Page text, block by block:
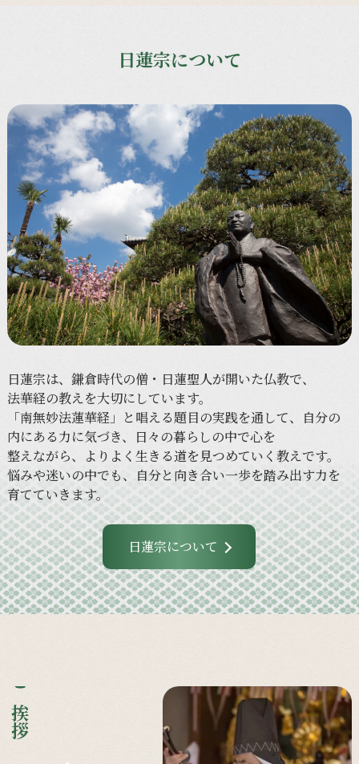
日蓮宗について
日蓮宗は、 鎌倉時代の僧・日蓮聖人が開いた仏教で、
法華経の教えを大切にしています。
「南無妙法蓮華経」と唱える題目の実践を通して、
自分の
内にある力に気づき、 日々の暮らしの中で心を
整えながら、
より よく 生きる道を見つめていく 教えです。
悩みや迷いの中でも、 自分と向き合い一歩を踏み出す力を
育てていきます。
日蓮宗について
ご挨拶